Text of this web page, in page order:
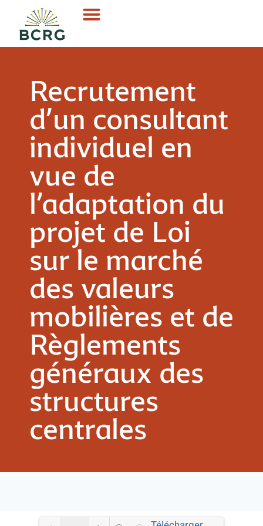
Recrutement
d’un consultant
individuel en
vue de
l’adaptation du
projet de Loi
sur le marché
des valeurs
mobilières et de
Règlements
généraux des
structures
centrales